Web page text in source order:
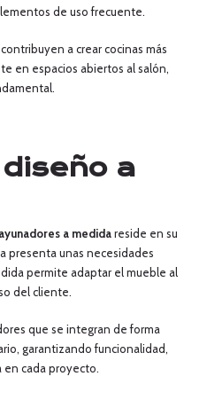
de uso frecuente.
a crear cocinas más
en espacios abiertos al salón,
a
a medidareside en su
presenta unas necesidades
permite adaptar el mueble al
del cliente.
que se integran de forma
garantizando funcionalidad,
en cada proyecto.